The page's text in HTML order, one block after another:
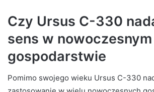
Czy Ursus C-330
sens w nowoczesnym
gospodarstwie
Pomimo swojego wieku Ursus C-330